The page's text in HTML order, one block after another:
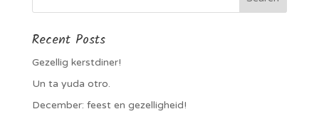
Recent Posts
Gezellig kerstdiner!
Un ta yuda otro.
December: feest en gezelligheid!